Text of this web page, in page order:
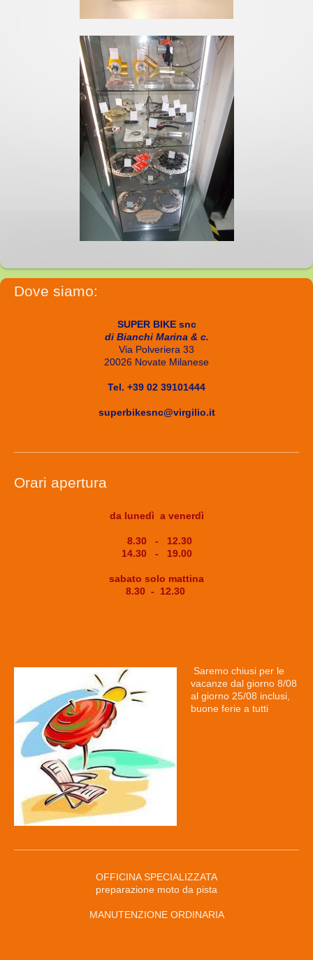
Dove siamo:
SUPER BIKE snc
di Bianchi Marina & c.
Via Polveriera 33
20026 Novate Milanese
Tel. +39 02 39101444
superbikesnc@virgilio.it
Orari apertura
da lunedì a venerdì
8.30 - 12.30
14.30 - 19.00
sabato solo mattina
8.30 - 12.30
Saremo chiusi per le
vacanze dal giorno 8/08
al giorno 25/08 inclusi,
buone ferie a tutti
OFFICINA SPECIALIZZATA
preparazione moto da pista
MANUTENZIONE ORDINARIA